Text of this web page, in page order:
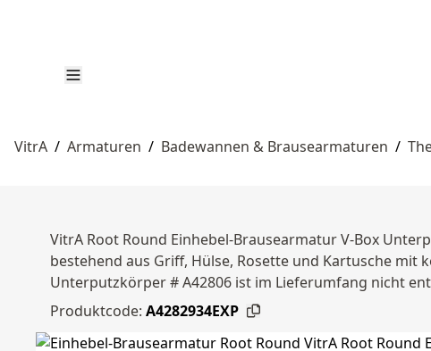
VitrA / Armaturen / Badewannen & Brausearmaturen /
VitrA Root Round Einhebel-Brausearmatur V-Box
bestehend aus Griff, Hülse, Rosette und Kartusche mit
Unterputzkörper # A42806 ist im Lieferumfang nicht
Produktcode: A4282934EXP